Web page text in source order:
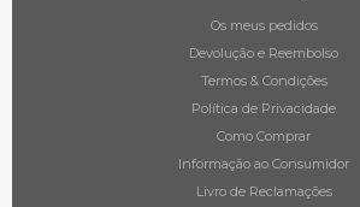
Os meus pedidos
Devolução e Reembolso
Termos & Condições
Política de Privacidade
Como Comprar
Informação ao Consumidor
Livro de Reclamações